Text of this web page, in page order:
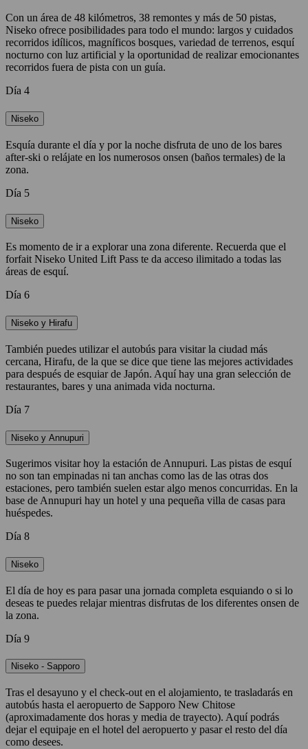
Con un área de 48 kilómetros, 38 remontes y más de 50 pistas,
Niseko ofrece posibilidades para todo el mundo: largos y cuidados
recorridos idílicos, magníficos bosques, variedad de terrenos, esquí
nocturno con luz artificial y la oportunidad de realizar emocionantes
recorridos fuera de pista con un guía.
Día 4
Niseko
Esquía durante el día y por la noche disfruta de uno de los bares
after-ski o relájate en los numerosos onsen (baños termales) de la
zona.
Día 5
Niseko
Es momento de ir a explorar una zona diferente. Recuerda que el
forfait Niseko United Lift Pass te da acceso ilimitado a todas las
áreas de esquí.
Día 6
Niseko y Hirafu
También puedes utilizar el autobús para visitar la ciudad más
cercana, Hirafu, de la que se dice que tiene las mejores actividades
para después de esquiar de Japón. Aquí hay una gran selección de
restaurantes, bares y una animada vida nocturna.
Día 7
Niseko y Annupuri
Sugerimos visitar hoy la estación de Annupuri. Las pistas de esquí
no son tan empinadas ni tan anchas como las de las otras dos
estaciones, pero también suelen estar algo menos concurridas. En la
base de Annupuri hay un hotel y una pequeña villa de casas para
huéspedes.
Día 8
Niseko
El día de hoy es para pasar una jornada completa esquiando o si lo
deseas te puedes relajar mientras disfrutas de los diferentes onsen de
la zona.
Día 9
Niseko - Sapporo
Tras el desayuno y el check-out en el alojamiento, te trasladarás en
autobús hasta el aeropuerto de Sapporo New Chitose
(aproximadamente dos horas y media de trayecto). Aquí podrás
dejar el equipaje en el hotel del aeropuerto y pasar el resto del día
como desees.